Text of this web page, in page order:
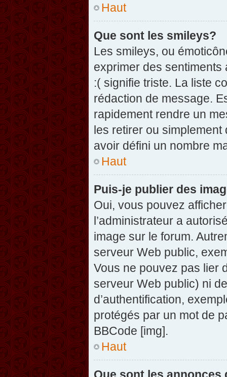
Haut
Que sont les smileys?
Les smileys, ou
exprimer des
:( signifie triste. La liste
rédaction de message.
rapidement rendre un
les retirer ou simplement
avoir défini un nombre
Haut
Puis-je publier des
Oui, vous pouvez
l’administrateur a
image sur le forum.
serveur Web public,
Vous ne pouvez pas lier
serveur Web public) ni
d’authentification,
protégés par un mot de
BBCode [img].
Haut
Que sont les annonces